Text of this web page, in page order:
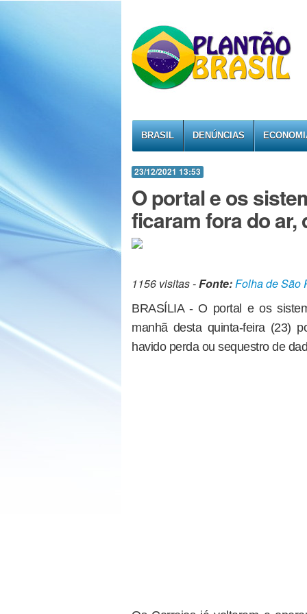
BRASIL DENÚNCIAS
23/12/2021 13:53
O portal e os
ficaram fora do ar,
1156 visitas -Fonte:Folha de São
BRASÍLIA - O portal e os
manhã desta quinta-feira (23)
havido perda ou sequestro de